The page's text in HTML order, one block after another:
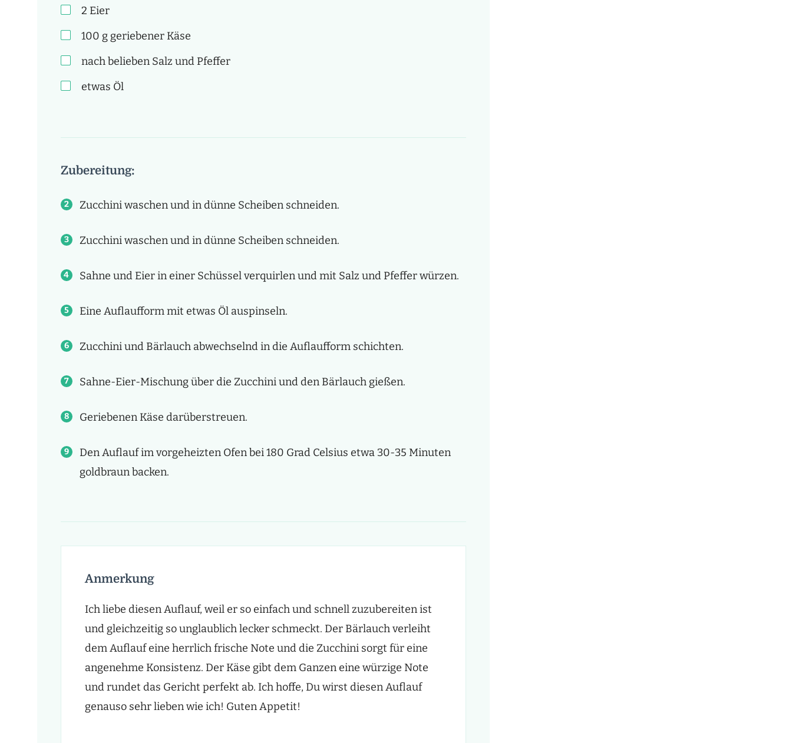
2 Eier
100 ggeriebener Käse
nach belieben Salz und Pfeffer
etwas Öl
Zubereitung:
Zucchini waschen und in dünne Scheiben schneiden.
Zucchini waschen und in dünne Scheiben schneiden.
Sahne und Eier in einer Schüssel verquirlen und mit Salz und Pfeffer würzen.
Eine Auflaufform mit etwas Öl auspinseln.
Zucchini und Bärlauch abwechselnd in die Auflaufform schichten.
Sahne-Eier-Mischung über die Zucchini und den Bärlauch gießen.
Geriebenen Käse darüberstreuen.
Den Auflauf im vorgeheizten Ofen bei 180 Grad Celsius etwa 30-35 Minuten
goldbraun backen.
Anmerkung
Ich liebe diesen Auflauf, weil er so einfach und schnell zuzubereiten ist
und gleichzeitig so unglaublich lecker schmeckt. Der Bärlauch verleiht
dem Auflauf eine herrlich frische Note und die Zucchini sorgt für eine
angenehme Konsistenz. Der Käse gibt dem Ganzen eine würzige Note
und rundet das Gericht perfekt ab. Ich hoffe, Du wirst diesen Auflauf
genauso sehr lieben wie ich! Guten Appetit!